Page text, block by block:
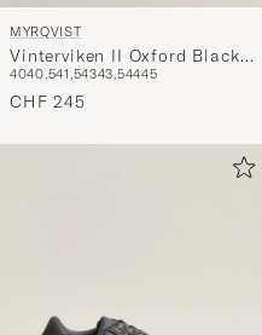
MYRQVIST
Vinterviken II Oxford Black
Calf
4040,541,54343,54445
CHF 245